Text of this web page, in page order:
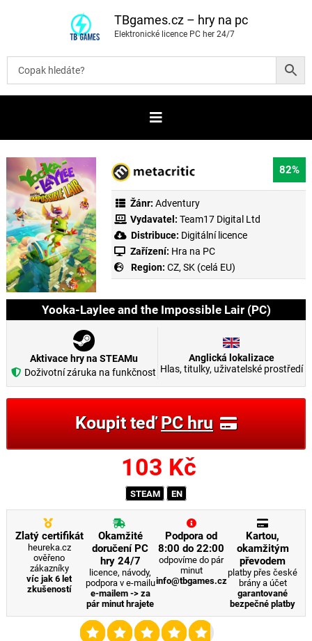
t
b
TBgames.cz – hry na pc
Elektronické licence PC her 24/7
82%
Žánr: Adventury
Vydavatel: Team17 Digital Ltd
Distribuce: Digitální licence
Zařízení: Hra na PC
Region: CZ, SK (celá EU)
Yooka-Laylee and the Impossible Lair (PC)
Aktivace hry na STEAMu
Doživotní záruka na funkčnost
Anglická lokalizace
Hlas, titulky, uživatelské prostředí
Koupit teďPC hru
103 Kč
STEAM EN
Zlatý certifikát
heureka.cz
ověřeno
zákazníky
víc jak 6 let
zkušeností
Okamžité
doručení PC
hry 24/7
licence, návody,
podpora v e-mailu
e-mailem -> za
pár minut hrajete
Podpora od
8:00 do 22:00
odpovíme do pár
minut
info@tbgames.cz
Kartou,
okamžitým
převodem
platby přes české
brány a účet
garantované
bezpečné platby